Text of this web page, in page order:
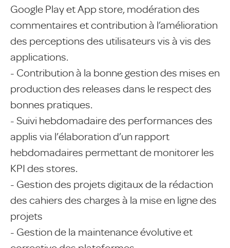
Google Play et App store, modération des
commentaires et contribution à l’amélioration
des perceptions des utilisateurs vis à vis des
applications.
- Contribution à la bonne gestion des mises en
production des releases dans le respect des
bonnes pratiques.
- Suivi hebdomadaire des performances des
applis via l’élaboration d’un rapport
hebdomadaires permettant de monitorer les
KPI des stores.
- Gestion des projets digitaux de la rédaction
des cahiers des charges à la mise en ligne des
projets
- Gestion de la maintenance évolutive et